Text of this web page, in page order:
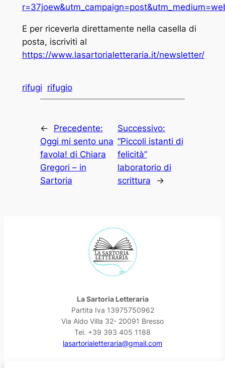
E per riceverla direttamente nella casella di
posta, iscriviti al
https://www.lasartorialetteraria.it/newsletter/
rifugi rifugio
←
Precedente:
Oggi mi sento una
favola! di Chiara
Gregori – in
Sartoria
Successivo:
“Piccoli istanti di
felicità”
laboratorio di
scrittura
→
La Sartoria Letteraria
Partita Iva 13975750962
Via Aldo Villa 32- 20091 Bresso
Tel. +39 393 405 1188
lasartorialetteraria@gmail.com